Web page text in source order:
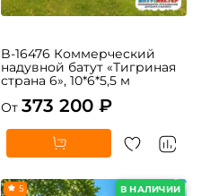
надувной батут «Тигриная
373 200 ₽